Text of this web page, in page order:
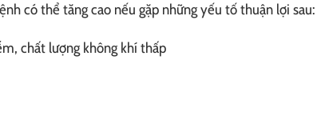
có thể tăng cao nếu gặp những yếu tố thuận lợi sau:
chất lượng không khí thấp